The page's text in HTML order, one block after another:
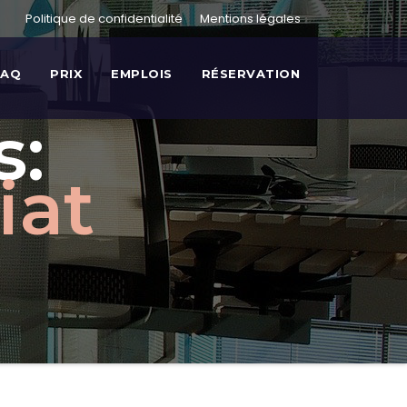
Politique de confidentialité Mentions légales
PRIX EMPLOIS RÉSERVATION